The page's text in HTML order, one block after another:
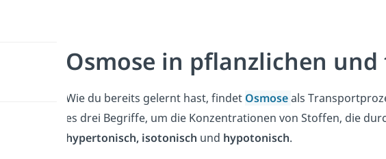
Osmose in pflanzlichen
Wie du bereits gelernt hast, findet Osmoseals
es drei Begriffe, um die Konzentrationen von Stoffen, die
hypertonisch, isotonisch und hypotonisch.